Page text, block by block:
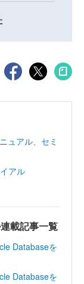
ュアル、セミ
アル
載記事一覧
Databaseを
Databaseを